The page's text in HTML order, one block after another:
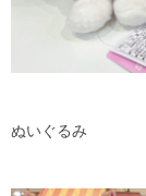
ぬいぐるみ